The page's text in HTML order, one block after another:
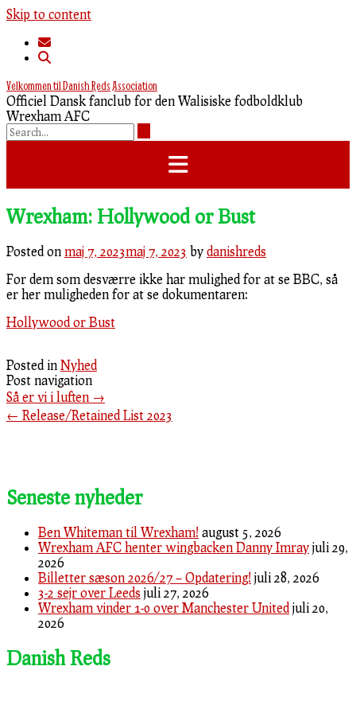
Skip to content
Velkommen til Danish Reds Association
Officiel Dansk fanclub for den Walisiske fodboldklub
Wrexham AFC
Wrexham: Hollywood or Bust
Posted on maj 7, 2023maj 7, 2023 by danishreds
For dem som desværre ikke har mulighed for at se BBC, så
er her muligheden for at se dokumentaren:
Hollywood or Bust
Posted in Nyhed
Post navigation
Så er vi i luften →
← Release/Retained List 2023
Seneste nyheder
Ben Whiteman til Wrexham! august 5, 2026
Wrexham AFC henter wingbacken Danny Imray juli 29,
2026
Billetter sæson 2026/27 – Opdatering! juli 28, 2026
3-2 sejr over Leeds juli 27, 2026
Wrexham vinder 1-0 over Manchester United juli 20,
2026
Danish Reds